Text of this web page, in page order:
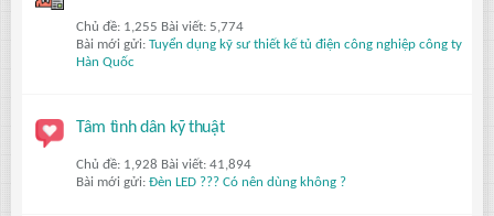
Chủ đề: 1,255 Bài viết: 5,774
Bài mới gửi: Tuyển dụng kỹ sư thiết kế tủ điện công nghiệp công ty
Hàn Quốc
Tâm tình dân kỹ thuật
Chủ đề: 1,928 Bài viết: 41,894
Bài mới gửi: Đèn LED ??? Có nên dùng không ?